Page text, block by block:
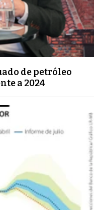
de petróleo
a 2024